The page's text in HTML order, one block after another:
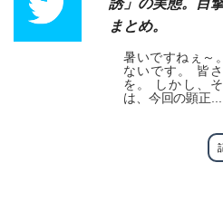
誘」の実態。目
まとめ。
暑いですねぇ～
ないです。 皆
を。 しかし、
は、今回の顕正...